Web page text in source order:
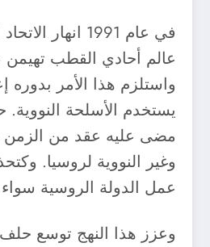
في عام
عالم أحادي القطب تهيمن
واستلزم هذا الأمر
مضى عليه عقد من الزمن
وغير النووية لروسيا.
عمل الدولة الروسية سواء
وعزز هذا النهج توسع